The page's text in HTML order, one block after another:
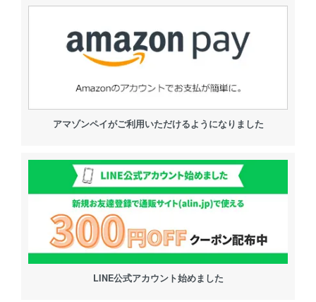
アマゾンペイがご利用いただけるようになりました
LINE公式アカウント始めました